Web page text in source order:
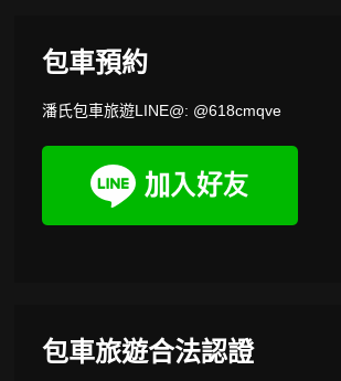
包車預約
潘氏包車旅遊LINE@: @618cmqve
包車旅遊合法認證